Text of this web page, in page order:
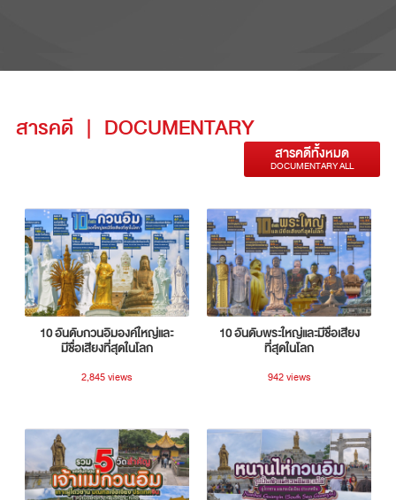
สารคดี | DOCUMENTARY
สารคดีทั้งหมด
DOCUMENTARY ALL
10 อันดับกวนอิมองค์ใหญ่และ
มีชื่อเสียงที่สุดในโลก
2,845 views
10 อันดับพระใหญ่และมีชื่อเสียง
ที่สุดในโลก
942 views